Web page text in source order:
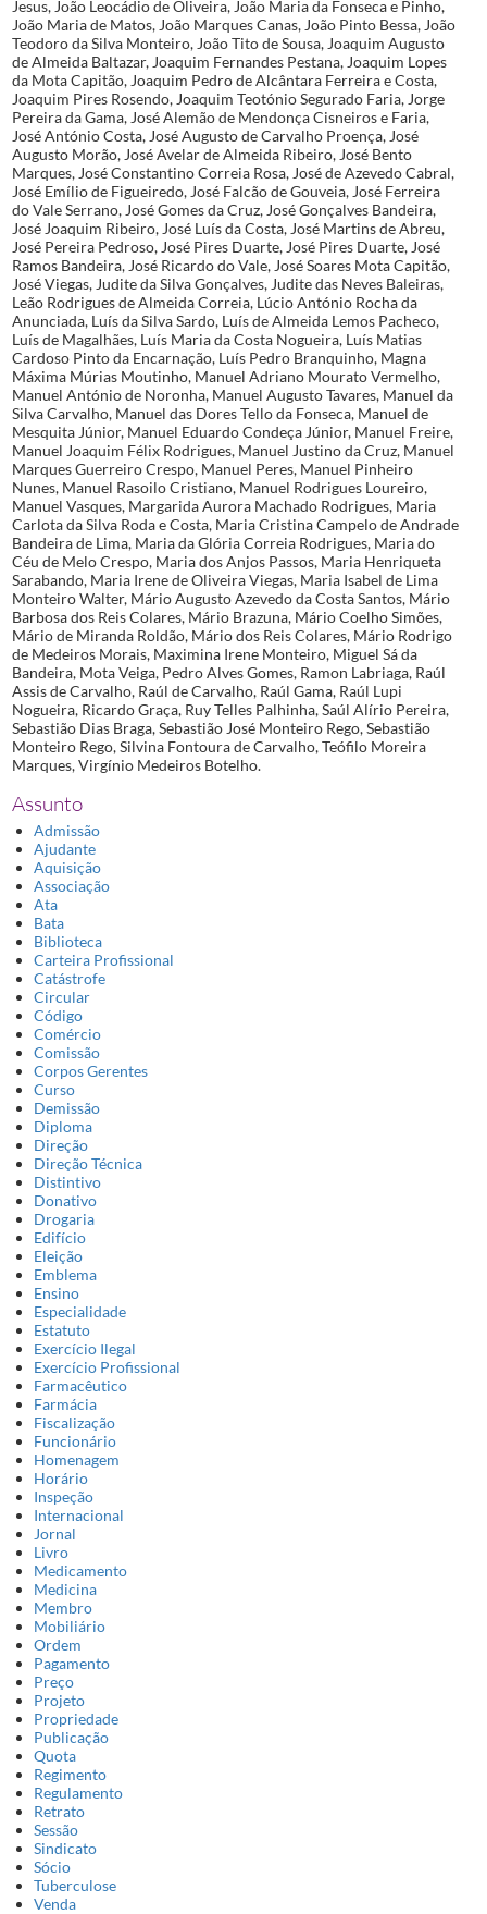
Jesus, João Leocádio de Oliveira, João Maria da Fonseca e Pinho,
João Maria de Matos, João Marques Canas, João Pinto Bessa, João
Teodoro da Silva Monteiro, João Tito de Sousa, Joaquim Augusto
de Almeida Baltazar, Joaquim Fernandes Pestana, Joaquim Lopes
da Mota Capitão, Joaquim Pedro de Alcântara Ferreira e Costa,
Joaquim Pires Rosendo, Joaquim Teotónio Segurado Faria, Jorge
Pereira da Gama, José Alemão de Mendonça Cisneiros e Faria,
José António Costa, José Augusto de Carvalho Proença, José
Augusto Morão, José Avelar de Almeida Ribeiro, José Bento
Marques, José Constantino Correia Rosa, José de Azevedo Cabral,
José Emílio de Figueiredo, José Falcão de Gouveia, José Ferreira
do Vale Serrano, José Gomes da Cruz, José Gonçalves Bandeira,
José Joaquim Ribeiro, José Luís da Costa, José Martins de Abreu,
José Pereira Pedroso, José Pires Duarte, José Pires Duarte, José
Ramos Bandeira, José Ricardo do Vale, José Soares Mota Capitão,
José Viegas, Judite da Silva Gonçalves, Judite das Neves Baleiras,
Leão Rodrigues de Almeida Correia, Lúcio António Rocha da
Anunciada, Luís da Silva Sardo, Luís de Almeida Lemos Pacheco,
Luís de Magalhães, Luís Maria da Costa Nogueira, Luís Matias
Cardoso Pinto da Encarnação, Luís Pedro Branquinho, Magna
Máxima Múrias Moutinho, Manuel Adriano Mourato Vermelho,
Manuel António de Noronha, Manuel Augusto Tavares, Manuel da
Silva Carvalho, Manuel das Dores Tello da Fonseca, Manuel de
Mesquita Júnior, Manuel Eduardo Condeça Júnior, Manuel Freire,
Manuel Joaquim Félix Rodrigues, Manuel Justino da Cruz, Manuel
Marques Guerreiro Crespo, Manuel Peres, Manuel Pinheiro
Nunes, Manuel Rasoilo Cristiano, Manuel Rodrigues Loureiro,
Manuel Vasques, Margarida Aurora Machado Rodrigues, Maria
Carlota da Silva Roda e Costa, Maria Cristina Campelo de Andrade
Bandeira de Lima, Maria da Glória Correia Rodrigues, Maria do
Céu de Melo Crespo, Maria dos Anjos Passos, Maria Henriqueta
Sarabando, Maria Irene de Oliveira Viegas, Maria Isabel de Lima
Monteiro Walter, Mário Augusto Azevedo da Costa Santos, Mário
Barbosa dos Reis Colares, Mário Brazuna, Mário Coelho Simões,
Mário de Miranda Roldão, Mário dos Reis Colares, Mário Rodrigo
de Medeiros Morais, Maximina Irene Monteiro, Miguel Sá da
Bandeira, Mota Veiga, Pedro Alves Gomes, Ramon Labriaga, Raúl
Assis de Carvalho, Raúl de Carvalho, Raúl Gama, Raúl Lupi
Nogueira, Ricardo Graça, Ruy Telles Palhinha, Saúl Alírio Pereira,
Sebastião Dias Braga, Sebastião José Monteiro Rego, Sebastião
Monteiro Rego, Silvina Fontoura de Carvalho, Teófilo Moreira
Marques, Virgínio Medeiros Botelho.
Assunto
Admissão
Ajudante
Aquisição
Associação
Ata
Bata
Biblioteca
Carteira Profissional
Catástrofe
Circular
Código
Comércio
Comissão
Corpos Gerentes
Curso
Demissão
Diploma
Direção
Direção Técnica
Distintivo
Donativo
Drogaria
Edifício
Eleição
Emblema
Ensino
Especialidade
Estatuto
Exercício Ilegal
Exercício Profissional
Farmacêutico
Farmácia
Fiscalização
Funcionário
Homenagem
Horário
Inspeção
Internacional
Jornal
Livro
Medicamento
Medicina
Membro
Mobiliário
Ordem
Pagamento
Preço
Projeto
Propriedade
Publicação
Quota
Regimento
Regulamento
Retrato
Sessão
Sindicato
Sócio
Tuberculose
Venda